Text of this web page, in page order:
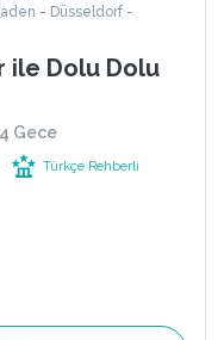
- Düsseldorf -
ile Dolu Dolu
4 Gece
Türkçe Rehberli